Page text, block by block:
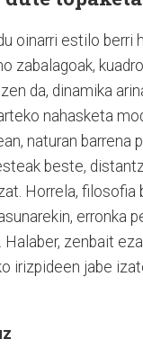
oinarri estilo
zabalagoak,
da, dinamika
nahasketa
naturan
beste,
Horrela,
erronka
zenbait
irizpideen jabe